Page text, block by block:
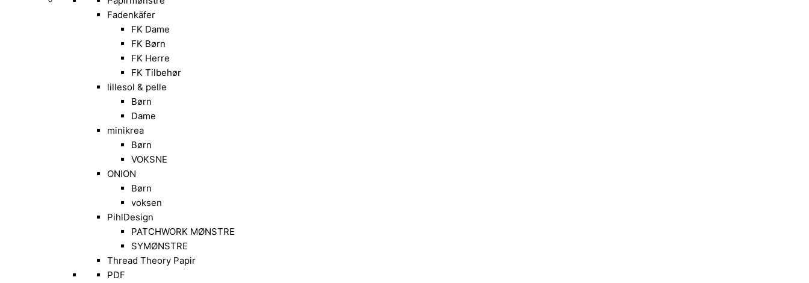
Fadenkäfer
FK Dame
FK Børn
FK Herre
FK Tilbehør
lillesol & pelle
Børn
Dame
minikrea
Børn
VOKSNE
ONION
Børn
voksen
PihlDesign
PATCHWORK MØNSTRE
SYMØNSTRE
Thread Theory Papir
PDF